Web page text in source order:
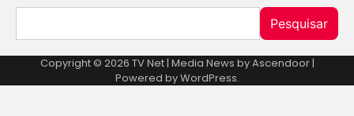
Pesquisar
Copyright © 2026 TV Net| Media News byAscendoor|
Powered byWordPress.